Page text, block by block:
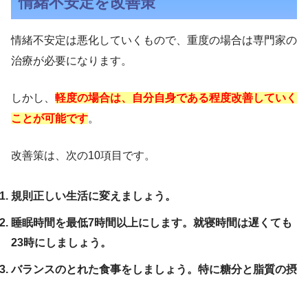
情緒不安定は悪化していくもので、重度の場合は専門家の
治療が必要になります。
しかし、 軽度の場合は、自分自身である程度改善していく
ことが可能です。
改善策は、次の10項目です。
規則正しい生活に変えましょう。
睡眠時間を最低7時間以上にします。就寝時間は遅くても
23時にしましょう。
バランスのとれた食事をしましょう。特に糖分と脂質の摂